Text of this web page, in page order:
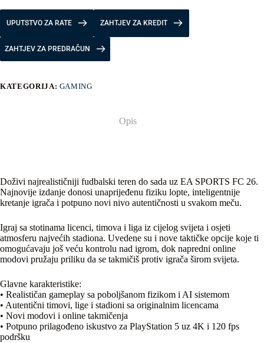
UPUTSTVO ZA RATE ZAHTJEV ZA KREDIT
ZAHTJEV ZA PREDRAČUN
KATEGORIJA: GAMING
Opis
Doživi najrealističniji fudbalski teren do sada uz EA SPORTS FC 26.
Najnovije izdanje donosi unaprijeđenu fiziku lopte, inteligentnije
kretanje igrača i potpuno novi nivo autentičnosti u svakom meču.
Igraj sa stotinama licenci, timova i liga iz cijelog svijeta i osjeti
atmosferu najvećih stadiona. Uvedene su i nove taktičke opcije koje ti
omogućavaju još veću kontrolu nad igrom, dok napredni online
modovi pružaju priliku da se takmičiš protiv igrača širom svijeta.
Glavne karakteristike:
• Realističan gameplay sa poboljšanom fizikom i AI sistemom
• Autentični timovi, lige i stadioni sa originalnim licencama
• Novi modovi i online takmičenja
• Potpuno prilagođeno iskustvo za PlayStation 5 uz 4K i 120 fps
podršku